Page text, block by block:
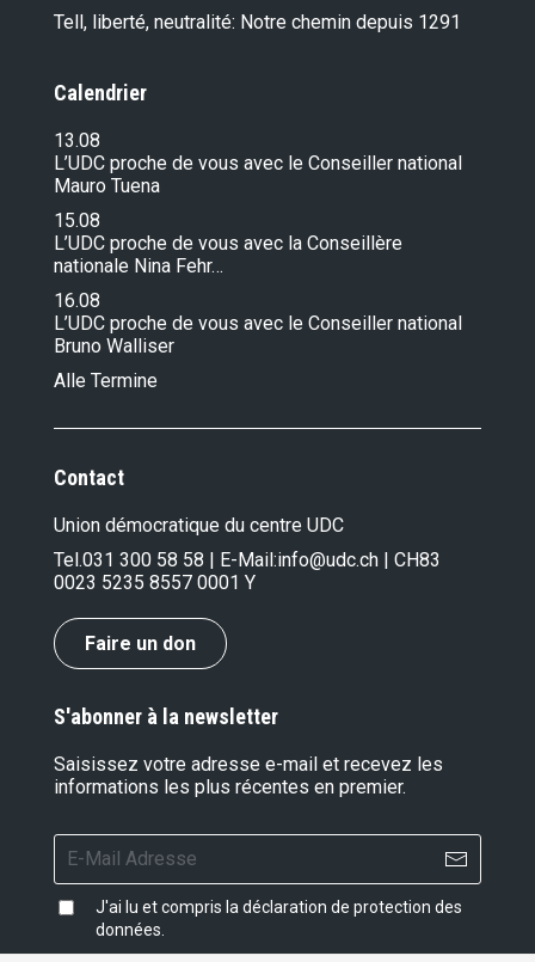
Tell, liberté, neutralité: Notre chemin depuis 1291
Calendrier
13.08
L’UDC proche de vous avec le Conseiller national
Mauro Tuena
15.08
L’UDC proche de vous avec la Conseillère
nationale Nina Fehr…
16.08
L’UDC proche de vous avec le Conseiller national
Bruno Walliser
Alle Termine
Contact
Union démocratique du centre UDC
Tel.031 300 58 58 | E-Mail:info@udc.ch | CH83
0023 5235 8557 0001 Y
Faire un don
S'abonner à la newsletter
Saisissez votre adresse e-mail et recevez les
informations les plus récentes en premier.
J'ai lu et compris la déclaration de protection des
données